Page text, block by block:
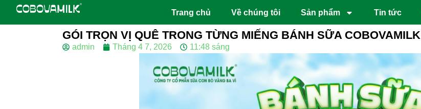
Trang chủ Về chúng tôi Sản phẩm Tin tức
GÓI TRỌN VỊ QUÊ TRONG TỪNG MIẾNG BÁNH SỮA COBOVAMILK
admin Tháng 4 7, 2026 11:48 sáng